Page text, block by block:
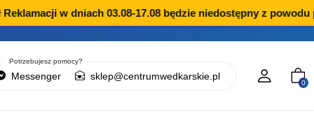
w dniach 03.08-17.08 będzie niedostępny z powodu
Potrzebujesz pomocy?
Messenger sklep@centrumwedkarskie.pl
0